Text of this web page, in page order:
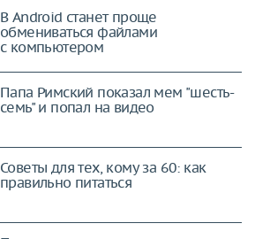
В Android станет проще
обмениваться файлами
с компьютером
Папа Римский показал мем "шесть-
семь" и попал на видео
Советы для тех, кому за 60: как
правильно питаться